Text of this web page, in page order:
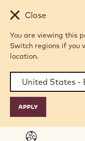
Skip to main
Close
You are viewing this
Switch regions if you
location.